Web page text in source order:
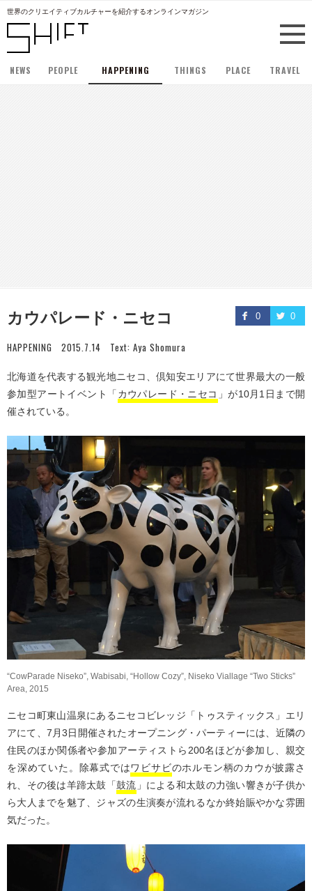
世界のクリエイティブカルチャーを紹介するオンラインマガジン
NEWS PEOPLE HAPPENING THINGS PLACE TRAVEL
0 0
カウパレード・ニセコ
HAPPENING 2015.7.14 Text: Aya Shomura
北海道を代表する観光地ニセコ、倶知安エリアにて世界最大の一般
参加型アートイベント「 カウパレード・ニセコ 」が10月1日まで開
催されている。
“CowParade Niseko”, Wabisabi, “Hollow Cozy”, Niseko Viallage “Two Sticks”
Area, 2015
ニセコ町東山温泉にあるニセコビレッジ「トゥスティックス」エリ
アにて、7月3日開催されたオープニング・パーティーには、近隣の
住民のほか関係者や参加アーティストら200名ほどが参加し、親交
を深めていた。除幕式ではワビサビのホルモン柄のカウが披露さ
れ、その後は羊蹄太鼓「鼓流 」による和太鼓の力強い響きが子供か
ら大人までを魅了、ジャズの生演奏が流れるなか終始賑やかな雰囲
気だった。